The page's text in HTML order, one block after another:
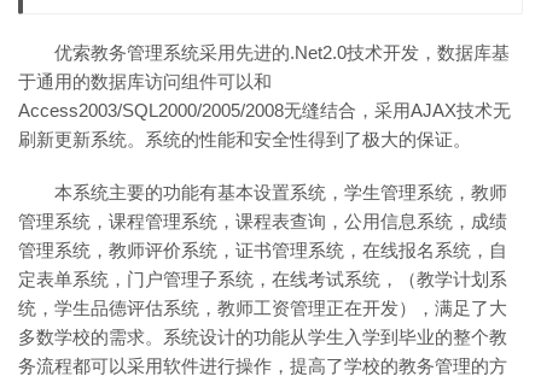
优索教务管理系统采用先进的.Net2.0技术开发，数据库基
于通用的数据库访问组件可以和
Access2003/SQL2000/2005/2008无缝结合，采用AJAX技术无
刷新更新系统。系统的性能和安全性得到了极大的保证。
本系统主要的功能有基本设置系统，学生管理系统，教师
管理系统，课程管理系统，课程表查询，公用信息系统，成绩
管理系统，教师评价系统，证书管理系统，在线报名系统，自
定表单系统，门户管理子系统，在线考试系统，（教学计划系
统，学生品德评估系统，教师工资管理正在开发），满足了大
多数学校的需求。系统设计的功能从学生入学到毕业的整个教
务流程都可以采用软件进行操作，提高了学校的教务管理的方